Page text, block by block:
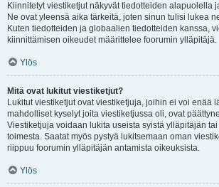
Kiinnitetyt viestiketjut näkyvät tiedotteiden alapuolella
Ne ovat yleensä aika tärkeitä, joten sinun tulisi lukea
Kuten tiedotteiden ja globaalien tiedotteiden kanssa,
kiinnittämisen oikeudet määrittelee foorumin ylläpitäjä.
Ylös
Mitä ovat lukitut viestiketjut?
Lukitut viestiketjut ovat viestiketjuja, joihin ei voi enää
mahdolliset kyselyt joita viestiketjussa oli, ovat
Viestiketjuja voidaan lukita useista syistä ylläpitäjän
toimesta. Saatat myös pystyä lukitsemaan oman
riippuu foorumin ylläpitäjän antamista oikeuksista.
Ylös